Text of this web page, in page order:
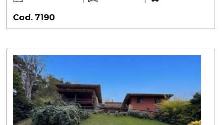
Cod. 7190